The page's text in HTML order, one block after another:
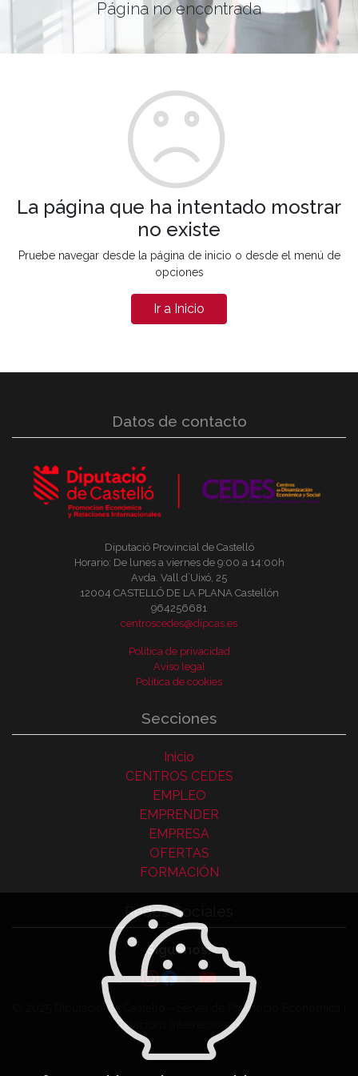
Página no encontrada
La página que ha intentado mostrar
no existe
Pruebe navegar desde la página de inicio o desde el menú de
opciones
Ir a Inicio
Datos de contacto
Diputació Provincial de Castelló
Horario: De lunes a viernes de 9:00 a 14:00h
Avda. Vall d´Uixó, 25
12004 CASTELLÓ DE LA PLANA Castellón
964256681
centroscedes@dipcas.es
Política de privacidad
Aviso legal
Política de cookies
Secciones
Inicio
CENTROS CEDES
EMPLEO
EMPRENDER
EMPRESA
OFERTAS
FORMACIÓN
Redes Sociales
Síguenos:
© 2025 Diputació de Castelló - Servei de Promoció Econòmica i
Relacions Internacionals